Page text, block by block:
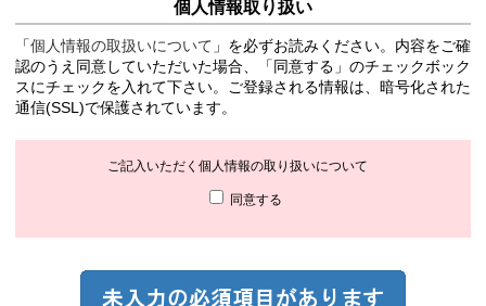
個人情報取り扱い
「個人情報の取扱いについて 」を必ずお読みください。内容をご確
認のうえ同意していただいた場合、「同意する」のチェックボック
スにチェックを入れて下さい。ご登録される情報は、暗号化された
通信(SSL)で保護されています。
ご記入いただく個人情報の取り扱いについて
同意する